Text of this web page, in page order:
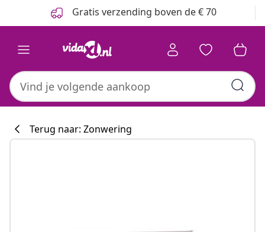
Gratis verzending boven de € 70
Terug naar: Zonwering